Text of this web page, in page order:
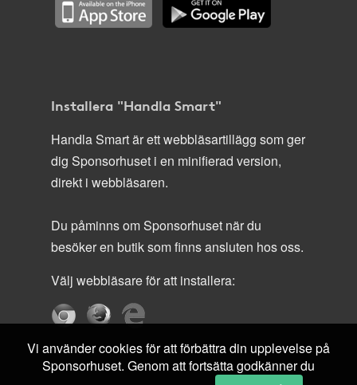
Installera "Handla Smart"
Handla Smart är ett webbläsartillägg som ger
dig Sponsorhuset i en minifierad version,
direkt i webbläsaren.
Du påminns om Sponsorhuset när du
besöker en butik som finns ansluten hos oss.
Välj webbläsare för att installera:
Vi använder cookies för att förbättra din upplevelse på
Sponsorhuset. Genom att fortsätta godkänner du